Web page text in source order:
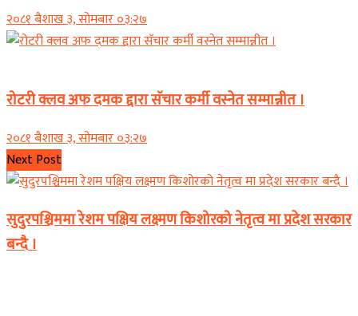
२०८१ बैशाख ३, सोमबार ०३:२७
रोटरी क्लव अफ दमक द्दारा सॅचार कर्मी वस्नेत सम्मान्नीत ।
२०८१ बैशाख ३, सोमबार ०३:२७
Next Post
सुदुरपश्चिममा रेशम पक्षिय लक्ष्मण किशोरको नेतृत्व मा प्रदेश सरकार
बन्दै ।